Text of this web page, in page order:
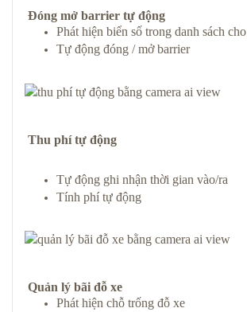
Đóng mở barrier tự động
Phát hiện biển số trong danh sách
Tự động đóng / mở barrier
Thu phí tự động
Tự động ghi nhận thời gian vào/ra
Tính phí tự động
Quản lý bãi đỗ xe
Phát hiện chỗ trống đỗ xe